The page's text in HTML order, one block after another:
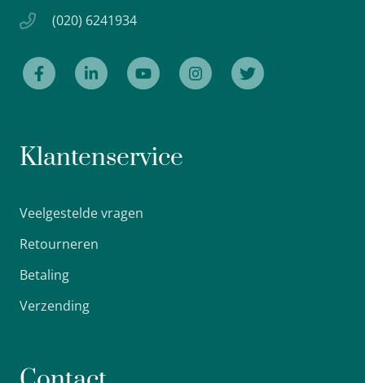
(020) 6241934
Klantenservice
Veelgestelde vragen
Retourneren
Betaling
Verzending